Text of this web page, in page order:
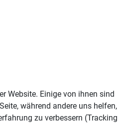
Website. Einige von ihnen sind
während andere uns helfen,
zu verbessern (Tracking